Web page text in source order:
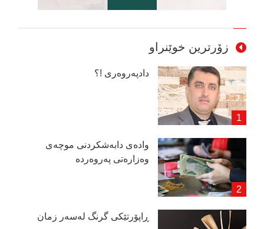
زۆرترین خوێنراو
دادپەروەری !؟
وادەی دابەشكردنی موچەی
وەزارەتی پەروەردە
ڕاپۆرتێكی گرنگ لەسەر زمان